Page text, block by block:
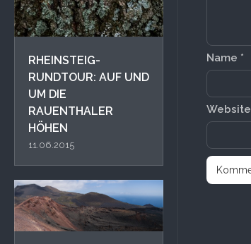
RHEINSTEIG-
RUNDTOUR: AUF UND
UM DIE
RAUENTHALER
HÖHEN
11.06.2015
Name *
Website